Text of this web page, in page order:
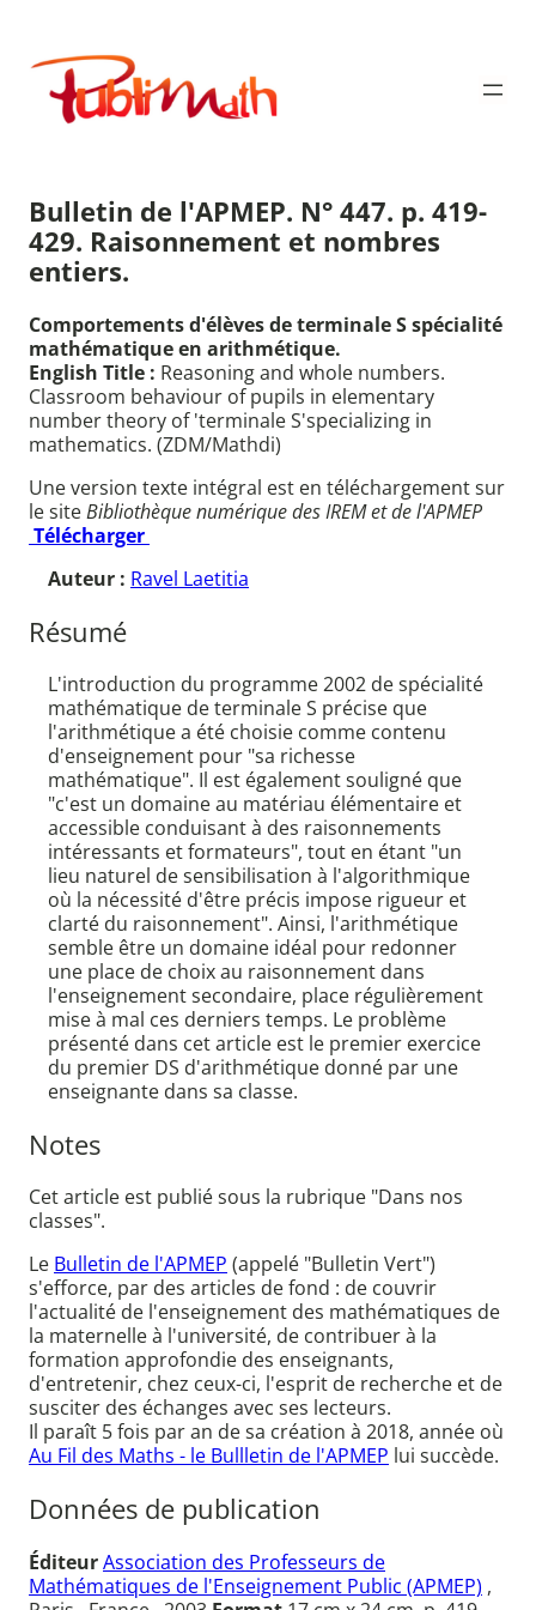
contenu
Publimath
Bulletin de l'APMEP. N° 447. p. 419-
429. Raisonnement et nombres
entiers.
Comportements d'élèves de terminale S spécialité
mathématique en arithmétique.
English Title : Reasoning and whole numbers.
Classroom behaviour of pupils in elementary
number theory of 'terminale S'specializing in
mathematics. (ZDM/Mathdi)
Une version texte intégral est en téléchargement sur
le siteBibliothèque numérique des IREM et de l'APMEP
Télécharger
Auteur : Ravel Laetitia
Résumé
L'introduction du programme 2002 de spécialité
mathématique de terminale S précise que
l'arithmétique a été choisie comme contenu
d'enseignement pour "sa richesse
mathématique". Il est également souligné que
"c'est un domaine au matériau élémentaire et
accessible conduisant à des raisonnements
intéressants et formateurs", tout en étant "un
lieu naturel de sensibilisation à l'algorithmique
où la nécessité d'être précis impose rigueur et
clarté du raisonnement". Ainsi, l'arithmétique
semble être un domaine idéal pour redonner
une place de choix au raisonnement dans
l'enseignement secondaire, place régulièrement
mise à mal ces derniers temps. Le problème
présenté dans cet article est le premier exercice
du premier DS d'arithmétique donné par une
enseignante dans sa classe.
Notes
Cet article est publié sous la rubrique "Dans nos
classes".
Le Bulletin de l'APMEP (appelé "Bulletin Vert")
s'efforce, par des articles de fond : de couvrir
l'actualité de l'enseignement des mathématiques de
la maternelle à l'université, de contribuer à la
formation approfondie des enseignants,
d'entretenir, chez ceux-ci, l'esprit de recherche et de
susciter des échanges avec ses lecteurs.
Il paraît 5 fois par an de sa création à 2018, année où
Au Fil des Maths - le Bullletin de l'APMEP lui succède.
Données de publication
ÉditeurAssociation des Professeurs de
Mathématiques de l'Enseignement Public (APMEP) ,